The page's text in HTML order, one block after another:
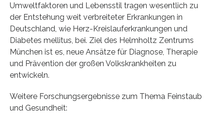
Umweltfaktoren und Lebensstil tragen wesentlich zu
der Entstehung weit verbreiteter Erkrankungen in
Deutschland, wie Herz-Kreislauferkrankungen und
Diabetes mellitus, bei. Ziel des Helmholtz Zentrums
München ist es, neue Ansätze für Diagnose, Therapie
und Prävention der großen Volkskrankheiten zu
entwickeln.
Weitere Forschungsergebnisse zum Thema Feinstaub
und Gesundheit: